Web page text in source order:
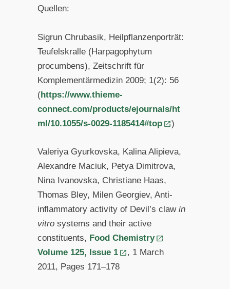
Quellen:
Sigrun Chrubasik, Heilpflanzenporträt:
Teufelskralle (Harpagophytum
procumbens), Zeitschrift für
Komplementärmedizin 2009; 1(2): 56
(https://www.thieme-
connect.com/products/ejournals/ht
ml/10.1055/s-0029-1185414#top
)
Valeriya Gyurkovska, Kalina Alipieva,
Alexandre Maciuk, Petya Dimitrova,
Nina Ivanovska, Christiane Haas,
Thomas Bley, Milen Georgiev, Anti-
inflammatory activity of Devil’s claw in
vitrosystems and their active
constituents, Food Chemistry
Volume 125, Issue 1
, 1 March
2011, Pages 171–178